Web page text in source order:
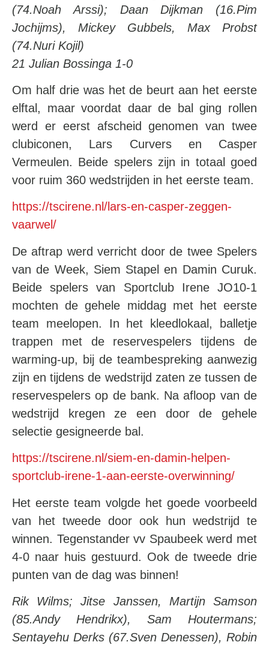
(74.Noah Arssi); Daan Dijkman (16.Pim
Jochijms), Mickey Gubbels, Max Probst
(74.Nuri Kojil)
21 Julian Bossinga 1-0
Om half drie was het de beurt aan het eerste
elftal, maar voordat daar de bal ging rollen
werd er eerst afscheid genomen van twee
clubiconen, Lars Curvers en Casper
Vermeulen. Beide spelers zijn in totaal goed
voor ruim 360 wedstrijden in het eerste team.
https://tscirene.nl/lars-en-casper-zeggen-
vaarwel/
De aftrap werd verricht door de twee Spelers
van de Week, Siem Stapel en Damin Curuk.
Beide spelers van Sportclub Irene JO10-1
mochten de gehele middag met het eerste
team meelopen. In het kleedlokaal, balletje
trappen met de reservespelers tijdens de
warming-up, bij de teambespreking aanwezig
zijn en tijdens de wedstrijd zaten ze tussen de
reservespelers op de bank. Na afloop van de
wedstrijd kregen ze een door de gehele
selectie gesigneerde bal.
https://tscirene.nl/siem-en-damin-helpen-
sportclub-irene-1-aan-eerste-overwinning/
Het eerste team volgde het goede voorbeeld
van het tweede door ook hun wedstrijd te
winnen. Tegenstander vv Spaubeek werd met
4-0 naar huis gestuurd. Ook de tweede drie
punten van de dag was binnen!
Rik Wilms; Jitse Janssen, Martijn Samson
(85.Andy Hendrikx), Sam Houtermans;
Sentayehu Derks (67.Sven Denessen), Robin